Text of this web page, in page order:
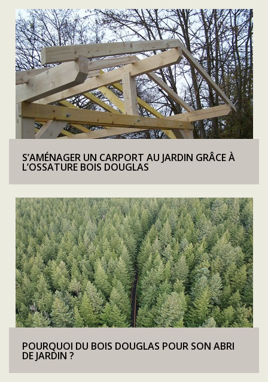
S’AMÉNAGER UN CARPORT AU JARDIN GRÂCE À
L’OSSATURE BOIS DOUGLAS
POURQUOI DU BOIS DOUGLAS POUR SON ABRI
DE JARDIN ?